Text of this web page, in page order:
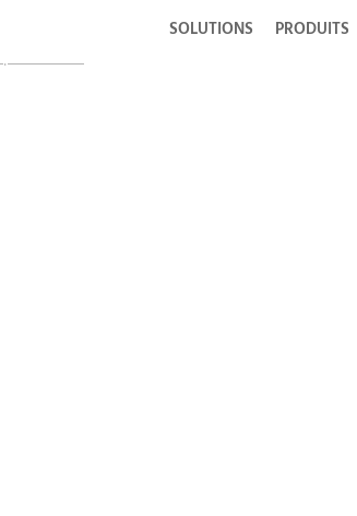
SOLUTIONS PRODUITS
AFL EMEA